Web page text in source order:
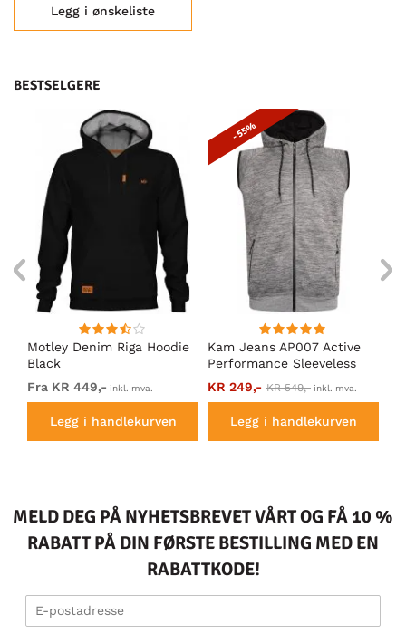
Legg i ønskeliste
BESTSELGERE
Motley Denim Riga Hoodie
Black
Fra KR 449,- inkl. mva.
Legg i handlekurven
Kam Jeans AP007 Active
Performance Sleeveless
Hoody Grey
- 55%
KR 249,- KR 549,- inkl. mva.
Legg i handlekurven
MELD DEG PÅ NYHETSBREVET VÅRT OG FÅ 10 %
RABATT PÅ DIN FØRSTE BESTILLING MED EN
RABATTKODE!